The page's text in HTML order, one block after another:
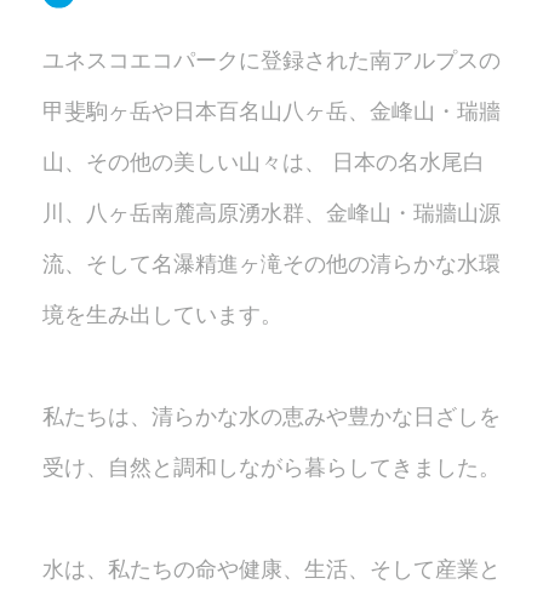
ユネスコエコパークに登録された南アルプスの
甲斐駒ヶ岳や日本百名山八ヶ岳、 金峰山・瑞牆
山、その他の美しい山々は、 日本の名水尾白
川、八ヶ岳南麓高原湧水群、金峰山・瑞牆山源
流、 そして名瀑精進ヶ滝その他の清らかな水環
境を生み出しています。
私たちは、清らかな水の恵みや豊かな日ざしを
受け、 自然と調和しながら暮らしてきました。
水は、私たちの命や健康、生活、そして産業と